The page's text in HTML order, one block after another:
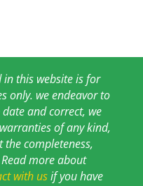
this website is for
only. we endeavor to
and correct, we
of any kind,
completeness,
more about
with usif you have